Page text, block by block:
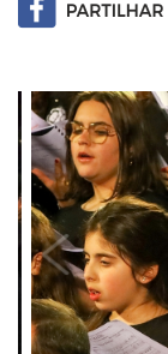
Previous